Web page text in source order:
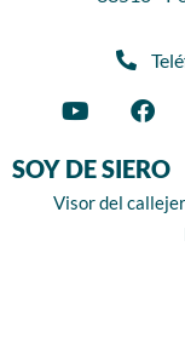
SOY DE SIERO
Visor del